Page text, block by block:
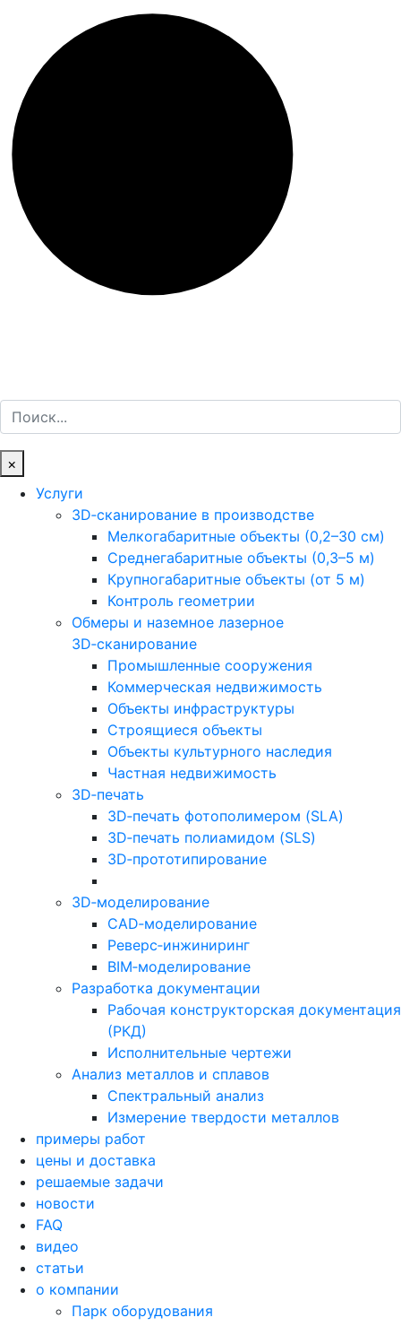
Поиск
×
Услуги
3D‑сканирование в производстве
Мелкогабаритные объекты (0,2–30 см)
Среднегабаритные объекты (0,3–5 м)
Крупногабаритные объекты (от 5 м)
Контроль геометрии
Обмеры и наземное лазерное
3D‑сканирование
Промышленные сооружения
Коммерческая недвижимость
Объекты инфраструктуры
Строящиеся объекты
Объекты культурного наследия
Частная недвижимость
3D‑печать
3D‑печать фотополимером (SLA)
3D‑печать полиамидом (SLS)
3D‑прототипирование
3D‑моделирование
CAD‑моделирование
Реверс‑инжиниринг
BIM‑моделирование
Разработка документации
Рабочая конструкторская документация
(РКД)
Исполнительные чертежи
Анализ металлов и сплавов
Спектральный анализ
Измерение твердости металлов
примеры работ
цены и доставка
решаемые задачи
новости
FAQ
видео
статьи
о компании
Парк оборудования